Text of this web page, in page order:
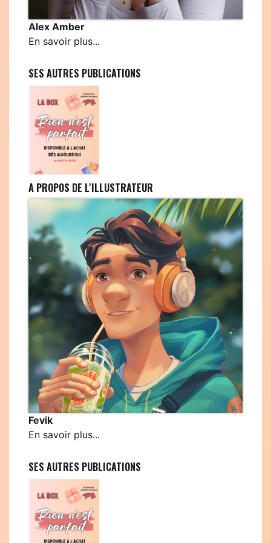
Alex Amber
En savoir plus...
SES AUTRES PUBLICATIONS
A PROPOS DE L'ILLUSTRATEUR
Fevik
En savoir plus...
SES AUTRES PUBLICATIONS